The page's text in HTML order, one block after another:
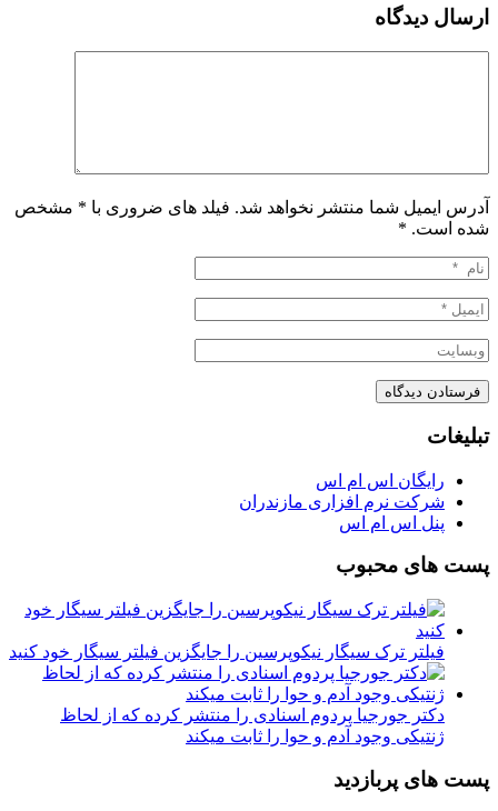
ارسال دیدگاه
آدرس ایمیل شما منتشر نخواهد شد. فیلد های ضروری با * مشخص
شده است. *
تبلیغات
رایگان اس ام اس
شرکت نرم افزاری مازندران
پنل اس ام اس
پست های محبوب
فیلتر ترک سیگار نیکوپرسین را جایگزین فیلتر سیگار خود کنید
دکتر جورجیا پردوم اسنادی را منتشر کرده که از لحاظ
ژنتیکی وجود آدم و حوا را ثابت میکند
پست های پربازدید